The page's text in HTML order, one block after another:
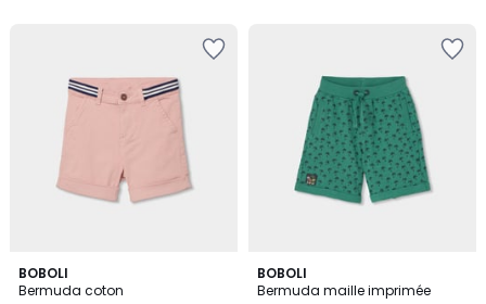
BOBOLI
Bermuda coton
BOBOLI
Bermuda maille imprimée